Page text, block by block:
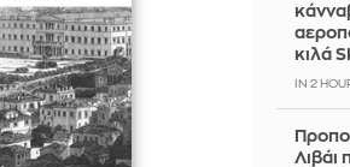
κιλά
IN 2
Λιβάι